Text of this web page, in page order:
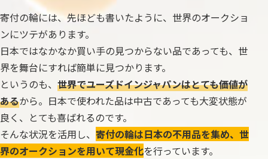
寄付の輪には、先ほども書いたように、世界のオークショ
ンにツテがあります。
日本ではなかなか買い手の見つからない品であっても、世
界を舞台にすれば簡単に見つかります。
というのも、 世界でユーズドインジャパンはとても価値が
あるから。日本で使われた品は中古であっても大変状態が
良く、とても喜ばれるのです。
そんな状況を活用し、 寄付の輪は日本の不用品を集め、世
界のオークションを用いて現金化を行っています。